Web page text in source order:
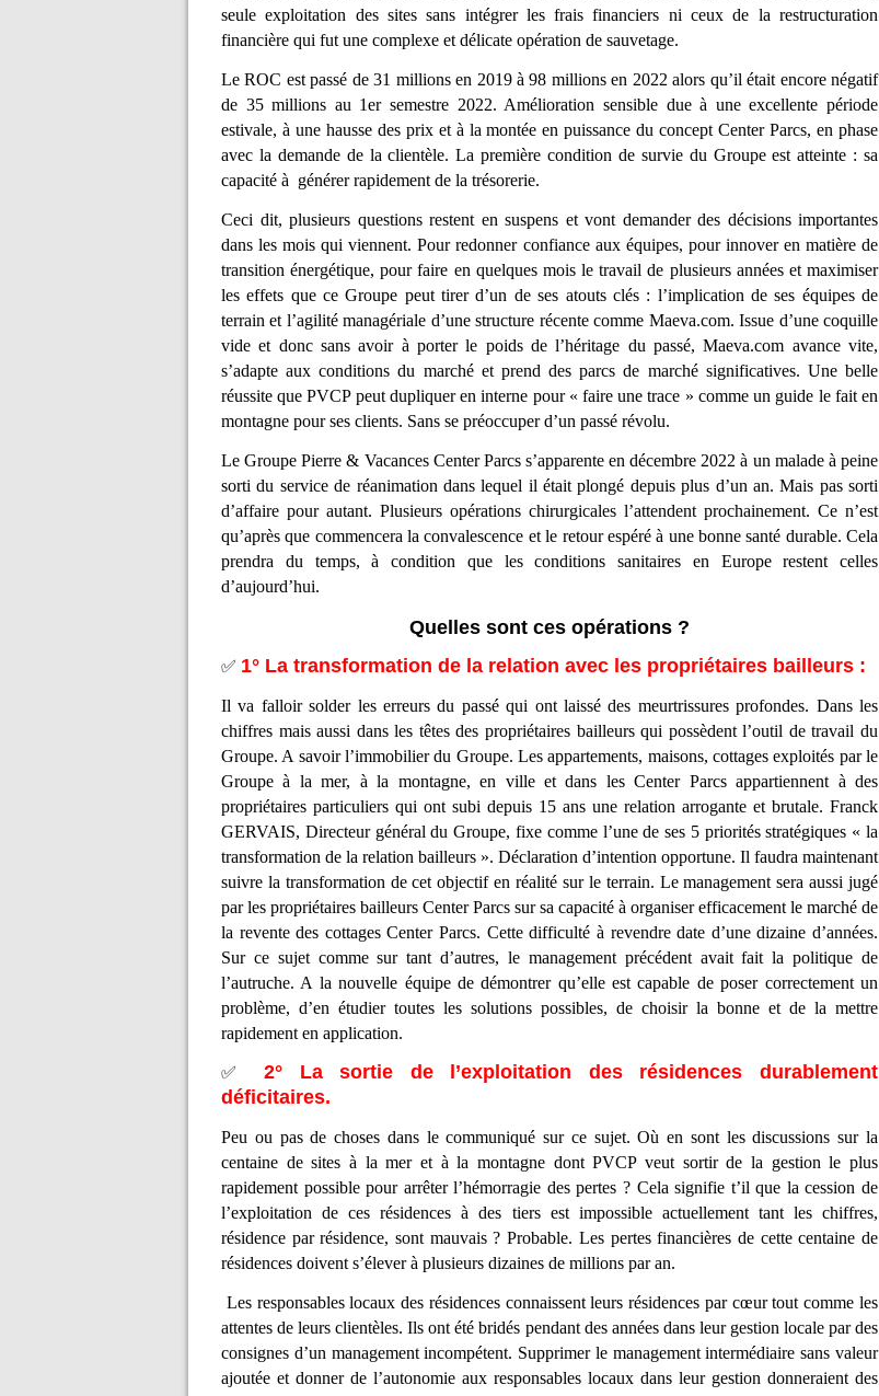
seule exploitation des sites sans intégrer les frais financiers ni ceux de la restructuration
financière qui fut une complexe et délicate opération de sauvetage.
Le ROC est passé de 31 millions en 2019 à 98 millions en 2022 alors qu’il était encore négatif
de 35 millions au 1er semestre 2022. Amélioration sensible due à une excellente période
estivale, à une hausse des prix et à la montée en puissance du concept Center Parcs, en phase
avec la demande de la clientèle. La première condition de survie du Groupe est atteinte : sa
capacité à générer rapidement de la trésorerie.
Ceci dit, plusieurs questions restent en suspens et vont demander des décisions importantes
dans les mois qui viennent. Pour redonner confiance aux équipes, pour innover en matière de
transition énergétique, pour faire en quelques mois le travail de plusieurs années et maximiser
les effets que ce Groupe peut tirer d’un de ses atouts clés : l’implication de ses équipes de
terrain et l’agilité managériale d’une structure récente comme Maeva.com. Issue d’une coquille
vide et donc sans avoir à porter le poids de l’héritage du passé, Maeva.com avance vite,
s’adapte aux conditions du marché et prend des parcs de marché significatives. Une belle
réussite que PVCP peut dupliquer en interne pour « faire une trace » comme un guide le fait en
montagne pour ses clients. Sans se préoccuper d’un passé révolu.
Le Groupe Pierre & Vacances Center Parcs s’apparente en décembre 2022 à un malade à peine
sorti du service de réanimation dans lequel il était plongé depuis plus d’un an. Mais pas sorti
d’affaire pour autant. Plusieurs opérations chirurgicales l’attendent prochainement. Ce n’est
qu’après que commencera la convalescence et le retour espéré à une bonne santé durable. Cela
prendra du temps, à condition que les conditions sanitaires en Europe restent celles
d’aujourd’hui.
Quelles sont ces opérations ?
✅ 1° La transformation de la relation avec les propriétaires bailleurs :
Il va falloir solder les erreurs du passé qui ont laissé des meurtrissures profondes. Dans les
chiffres mais aussi dans les têtes des propriétaires bailleurs qui possèdent l’outil de travail du
Groupe. A savoir l’immobilier du Groupe. Les appartements, maisons, cottages exploités par le
Groupe à la mer, à la montagne, en ville et dans les Center Parcs appartiennent à des
propriétaires particuliers qui ont subi depuis 15 ans une relation arrogante et brutale. Franck
GERVAIS, Directeur général du Groupe, fixe comme l’une de ses 5 priorités stratégiques « la
transformation de la relation bailleurs ». Déclaration d’intention opportune. Il faudra maintenant
suivre la transformation de cet objectif en réalité sur le terrain. Le management sera aussi jugé
par les propriétaires bailleurs Center Parcs sur sa capacité à organiser efficacement le marché de
la revente des cottages Center Parcs. Cette difficulté à revendre date d’une dizaine d’années.
Sur ce sujet comme sur tant d’autres, le management précédent avait fait la politique de
l’autruche. A la nouvelle équipe de démontrer qu’elle est capable de poser correctement un
problème, d’en étudier toutes les solutions possibles, de choisir la bonne et de la mettre
rapidement en application.
✅2° La sortie de l’exploitation des résidences durablement
déficitaires.
Peu ou pas de choses dans le communiqué sur ce sujet. Où en sont les discussions sur la
centaine de sites à la mer et à la montagne dont PVCP veut sortir de la gestion le plus
rapidement possible pour arrêter l’hémorragie des pertes ? Cela signifie t’il que la cession de
l’exploitation de ces résidences à des tiers est impossible actuellement tant les chiffres,
résidence par résidence, sont mauvais ? Probable. Les pertes financières de cette centaine de
résidences doivent s’élever à plusieurs dizaines de millions par an.
Les responsables locaux des résidences connaissent leurs résidences par cœur tout comme les
attentes de leurs clientèles. Ils ont été bridés pendant des années dans leur gestion locale par des
consignes d’un management incompétent. Supprimer le management intermédiaire sans valeur
ajoutée et donner de l’autonomie aux responsables locaux dans leur gestion donneraient des